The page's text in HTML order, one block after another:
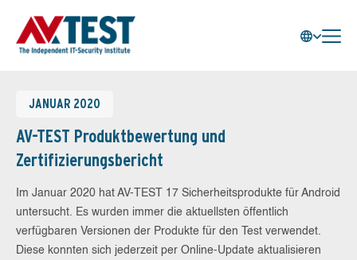
JANUAR 2020
AV-TEST Produktbewertung und
Zertifizierungsbericht
Im Januar 2020 hat AV-TEST 17 Sicherheitsprodukte für Android
untersucht. Es wurden immer die aktuellsten öffentlich
verfügbaren Versionen der Produkte für den Test verwendet.
Diese konnten sich jederzeit per Online-Update aktualisieren